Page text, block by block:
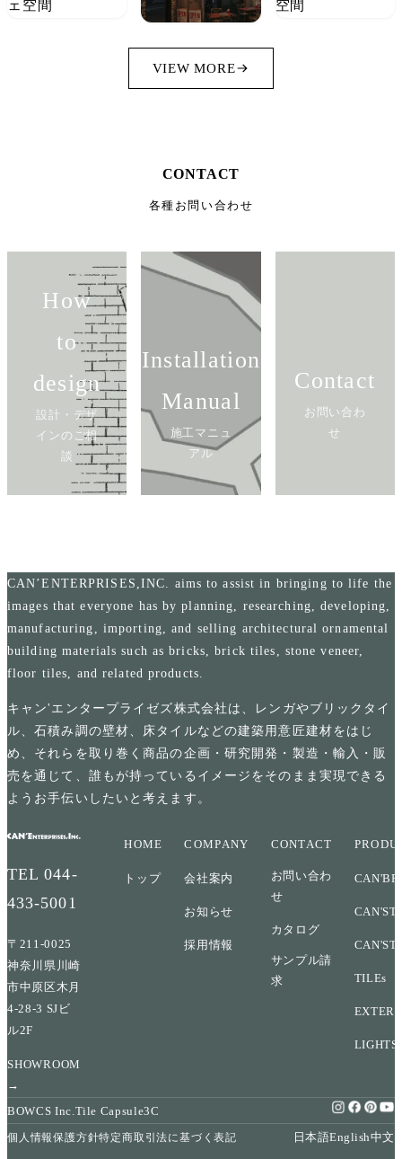
VIEW MORE
CONTACT
各種お問い合わせ
How
to
design
設計・デザ
インのご相
談
Installation
Manual
施工マニュ
アル
Contact
お問い合わ
せ
CAN’ENTERPRISES,INC. aims to assist in bringing to life the
images that everyone has by planning, researching, developing,
manufacturing, importing, and selling architectural ornamental
building materials such as bricks, brick tiles, stone veneer,
floor tiles, and related products.
キャン'エンタープライゼズ株式会社は、レンガやブリックタイ
ル、石積み調の壁材、床タイルなどの建築用意匠建材をはじ
め、それらを取り巻く商品の企画・研究開発・製造・輸入・販
売を通じて、誰もが持っているイメージをそのまま実現できる
ようお手伝いしたいと考えます。
TEL044-
433-5001
〒211-0025
神奈川県川崎
市中原区木月
4-28-3 SJビ
ル2F
SHOWROOM
→
HOME
トップ
COMPANY
会社案内
お知らせ
採用情報
CONTACT
お問い合わ
せ
カタログ
サンプル請
求
TILEs
LIGHTS
BOWCS Inc. Tile Capsule3C
個人情報保護方針特定商取引法に基づく表記 日本語English中文